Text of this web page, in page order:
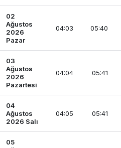
02
Ağustos
2026
Pazar
04:03 05:40
03
Ağustos
2026
Pazartesi
04:04 05:41
04
Ağustos
2026 Salı
04:05 05:41
05